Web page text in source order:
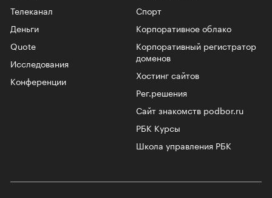
Телеканал
Спорт
Корпоративное облако
Корпоративный регистратор
доменов
Хостинг сайтов
Рег.решения
Сайт знакомств podbor.ru
РБК Курсы
Школа управления РБК
Деньги
Quote
Исследования
Конференции